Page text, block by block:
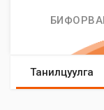
Танилцуулга